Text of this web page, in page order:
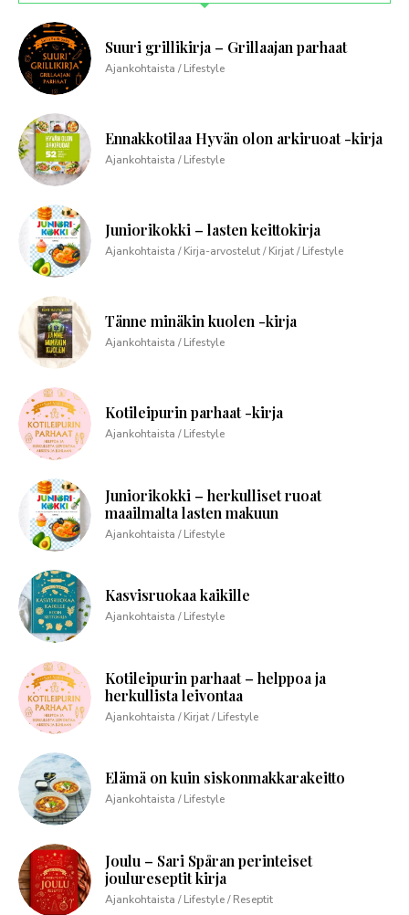
Suuri grillikirja – Grillaajan parhaat
Ajankohtaista / Lifestyle
Ennakkotilaa Hyvän olon arkiruoat -kirja
Ajankohtaista / Lifestyle
Juniorikokki – lasten keittokirja
Ajankohtaista / Kirja-arvostelut / Kirjat / Lifestyle
Tänne minäkin kuolen -kirja
Ajankohtaista / Lifestyle
Kotileipurin parhaat -kirja
Ajankohtaista / Lifestyle
Juniorikokki – herkulliset ruoat
maailmalta lasten makuun
Ajankohtaista / Lifestyle
Kasvisruokaa kaikille
Ajankohtaista / Lifestyle
Kotileipurin parhaat – helppoa ja
herkullista leivontaa
Ajankohtaista / Kirjat / Lifestyle
Elämä on kuin siskonmakkarakeitto
Ajankohtaista / Lifestyle
Joulu – Sari Spåran perinteiset
joulureseptit kirja
Ajankohtaista / Lifestyle / Reseptit